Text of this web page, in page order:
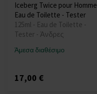
Iceberg Twice pour Homme
Eau de Toilette - Tester
125ml - Eau de Toilette -
Tester - Άνδρες
Άμεσα διαθέσιμο
17,00 €